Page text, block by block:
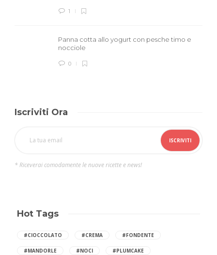
1
Panna cotta allo yogurt con pesche timo e
nocciole
0
Iscriviti Ora
* Riceverai comodamente le nuove ricette e news!
Hot Tags
#CIOCCOLATO #CREMA #FONDENTE
#MANDORLE #NOCI #PLUMCAKE